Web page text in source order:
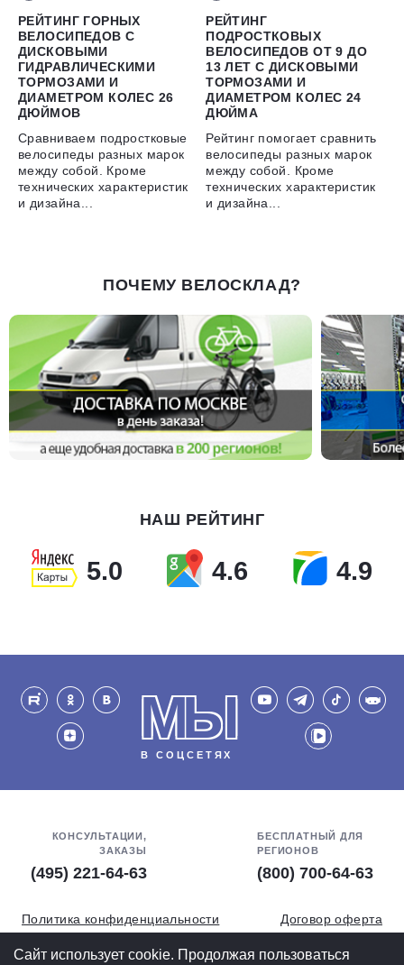
РЕЙТИНГ ГОРНЫХ
ВЕЛОСИПЕДОВ С
ДИСКОВЫМИ
ГИДРАВЛИЧЕСКИМИ
ТОРМОЗАМИ И
ДИАМЕТРОМ КОЛЕС 26
ДЮЙМОВ
Сравниваем подростковые
велосипеды разных марок
между собой. Кроме
технических характеристик
и дизайна...
РЕЙТИНГ
ПОДРОСТКОВЫХ
ВЕЛОСИПЕДОВ ОТ 9 ДО
13 ЛЕТ С ДИСКОВЫМИ
ТОРМОЗАМИ И
ДИАМЕТРОМ КОЛЕС 24
ДЮЙМА
Рейтинг помогает сравнить
велосипеды разных марок
между собой. Кроме
технических характеристик
и дизайна...
ПОЧЕМУ ВЕЛОСКЛАД?
НАШ РЕЙТИНГ
5.0 4.6 4.9
МЫ
В СОЦСЕТЯХ
КОНСУЛЬТАЦИИ,
ЗАКАЗЫ
(495) 221-64-63
БЕСПЛАТНЫЙ ДЛЯ
РЕГИОНОВ
(800) 700-64-63
Политика конфиденциальности
Договор оферта
Обработка персональных данных
СОУТ
Сайт использует cookie. Продолжая пользоваться